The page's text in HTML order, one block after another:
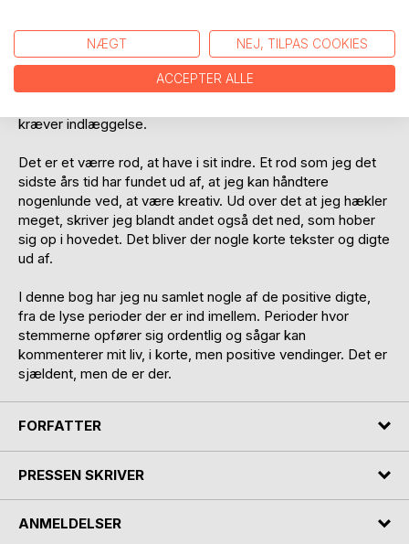
negative vendinger.
Jeg ser ofte skygger, som jeg er overbevist om kommer
for at tage mig og vil mig det ondt. Og så har jeg tit, at en
tornado af ord og handlinger der farer rundt i det lille hoved.
kræver indlæggelse.
Det er et værre rod, at have i sit indre. Et rod som jeg det
sidste års tid har fundet ud af, at jeg kan håndtere
nogenlunde ved, at være kreativ. Ud over det at jeg hækler
meget, skriver jeg blandt andet også det ned, som hober
sig op i hovedet. Det bliver der nogle korte tekster og digte
ud af.
I denne bog har jeg nu samlet nogle af de positive digte,
fra de lyse perioder der er ind imellem. Perioder hvor
stemmerne opfører sig ordentlig og sågar kan
kommenterer mit liv, i korte, men positive vendinger. Det er
sjældent, men de er der.
FORFATTER
PRESSEN SKRIVER
ANMELDELSER
NÆGT NEJ, TILPAS COOKIES
ACCEPTER ALLE